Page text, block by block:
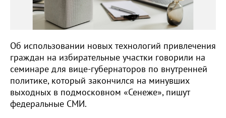
Об использовании новых технологий привлечения
граждан на избирательные участки говорили на
семинаре для вице-губернаторов по внутренней
политике, который закончился на минувших
выходных в подмосковном «Сенеже», пишут
федеральные СМИ.